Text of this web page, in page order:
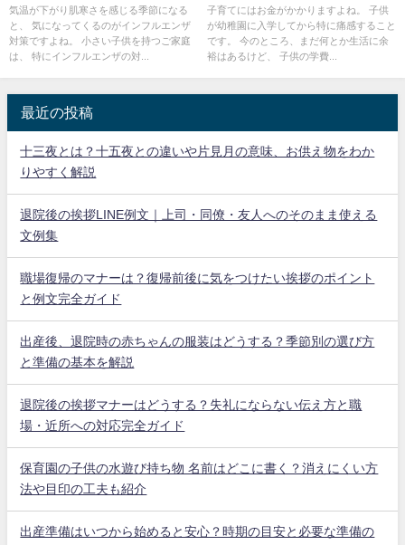
れだっ！！
気温が下がり肌寒さを感じる季節になる
と、 気になってくるのがインフルエンザ
対策ですよね。 小さい子供を持つご家庭
は、 特にインフルエンザの対...
子育てにはお金がかかりますよね。 子供
が幼稚園に入学してから特に痛感すること
です。 今のところ、まだ何とか生活に余
裕はあるけど、 子供の学費...
最近の投稿
十三夜とは？十五夜との違いや片見月の意味、お供え物をわか
りやすく解説
退院後の挨拶LINE例文｜上司・同僚・友人へのそのまま使える
文例集
職場復帰のマナーは？復帰前後に気をつけたい挨拶のポイント
と例文完全ガイド
出産後、退院時の赤ちゃんの服装はどうする？季節別の選び方
と準備の基本を解説
退院後の挨拶マナーはどうする？失礼にならない伝え方と職
場・近所への対応完全ガイド
保育園の子供の水遊び持ち物 名前はどこに書く？消えにくい方
法や目印の工夫も紹介
出産準備はいつから始めると安心？時期の目安と必要な準備の